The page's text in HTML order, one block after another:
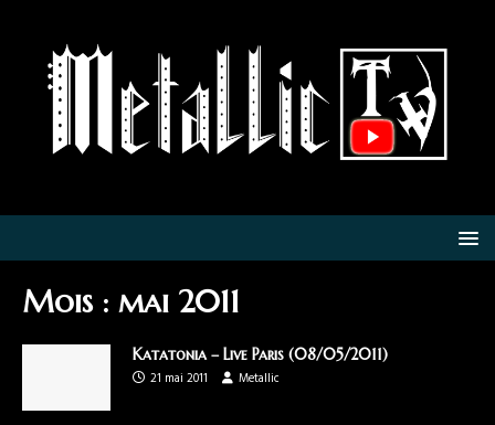
Mois : mai 2011
Katatonia – Live Paris (08/05/2011)
21 mai 2011
Metallic